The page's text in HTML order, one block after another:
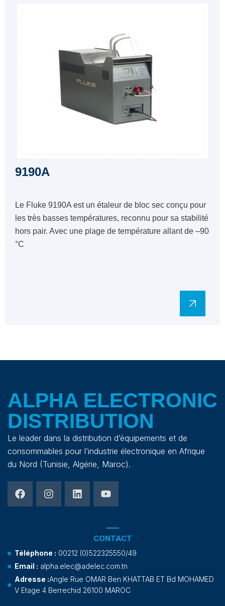
9190A
Le Fluke 9190A est un étaleur de bloc sec conçu pour
les très basses températures, reconnu pour sa stabilité
hors pair. Avec une plage de température allant de –90
°C
ALPHA ELECTRONIC
DISTRIBUTION
Le leader dans la distribution d’équipements et de
consommables pour l’industrie électronique en Afrique
du Nord (Tunisie, Algérie, Maroc).
CONTACT
Téléphone : 00212 (0)522325550/49
Email : alpha.elec@adelec.com.tn
Adresse :Angle Rue OMAR Ben KHATTAB ET Bd MOHAMED
V Etage 4 Berrechid 26100 MAROC